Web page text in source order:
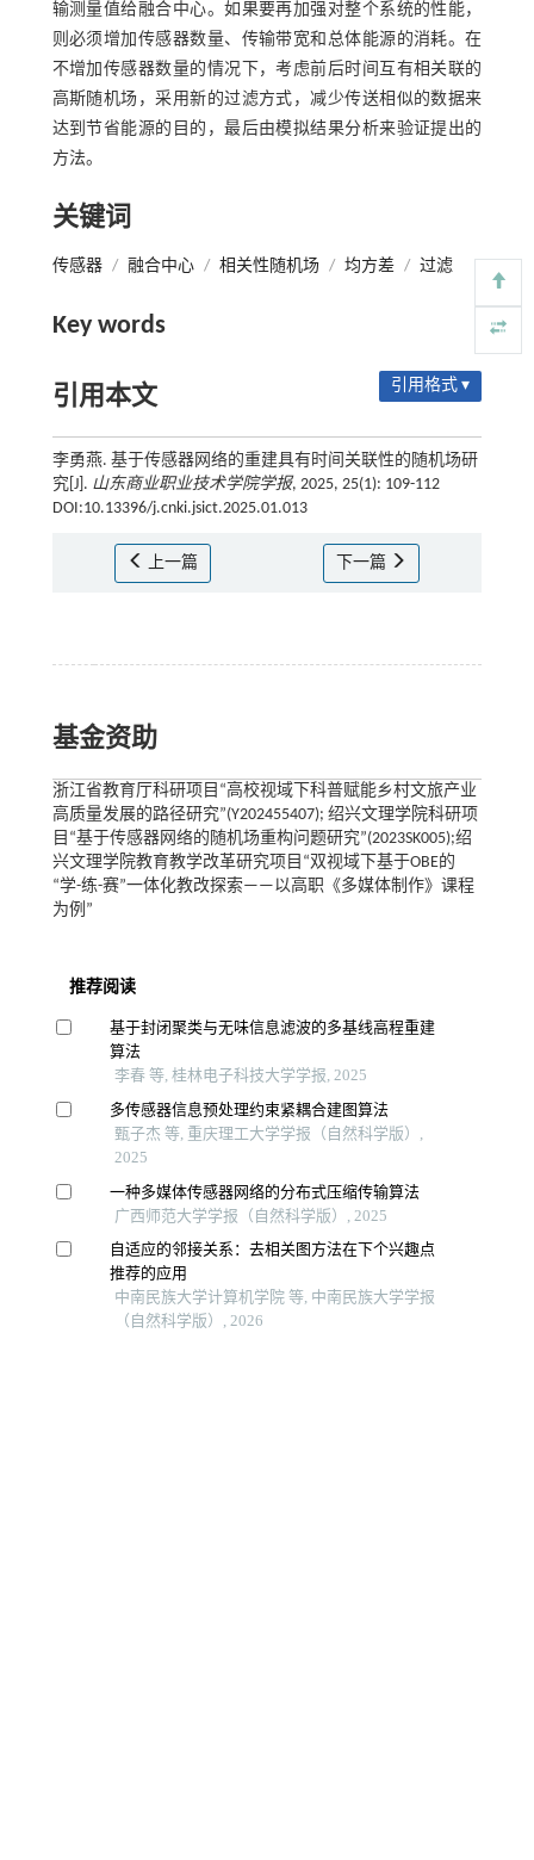
输测量值给融合中心。如果要再加强对整个系统的性能，
则必须增加传感器数量、传输带宽和总体能源的消耗。在
不增加传感器数量的情况下，考虑前后时间互有相关联的
高斯随机场，采用新的过滤方式，减少传送相似的数据来
达到节省能源的目的，最后由模拟结果分析来验证提出的
方法。
关键词
传感器 / 融合中心 / 相关性随机场 / 均方差 / 过滤
Key words
引用本文 引用格式 ▾
李勇燕. 基于传感器网络的重建具有时间关联性的随机场研
究[J]. 山东商业职业技术学院学报, 2025, 25(1): 109-112
DOI:10.13396/j.cnki.jsict.2025.01.013
上一篇 下一篇
基金资助
浙江省教育厅科研项目“高校视域下科普赋能乡村文旅产业
高质量发展的路径研究”(Y202455407); 绍兴文理学院科研项
目“基于传感器网络的随机场重构问题研究”(2023SK005);绍
兴文理学院教育教学改革研究项目“双视域下基于OBE的
“学-练-赛”一体化教改探索——以高职《多媒体制作》课程
为例”